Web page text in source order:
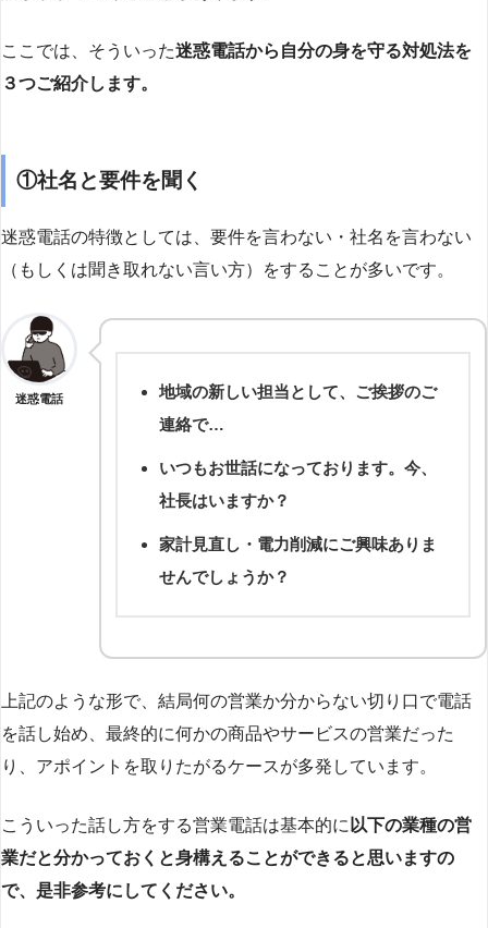
ここでは、そういった迷惑電話から自分の身を守る対処法を
３つご紹介します。
①社名と要件を聞く
迷惑電話の特徴としては、要件を言わない・社名を言わない
（もしくは聞き取れない言い方）をすることが多いです。
迷惑電話
地域の新しい担当として、ご挨拶のご
連絡で…
いつもお世話になっております。今、
社長はいますか？
家計見直し・電力削減にご興味ありま
せんでしょうか？
上記のような形で、結局何の営業か分からない切り口で電話
を話し始め、最終的に何かの商品やサービスの営業だった
り、アポイントを取りたがるケースが多発しています。
こういった話し方をする営業電話は基本的に 以下の業種の営
業だと分かっておくと身構えることができると思いますの
で、是非参考にしてください。